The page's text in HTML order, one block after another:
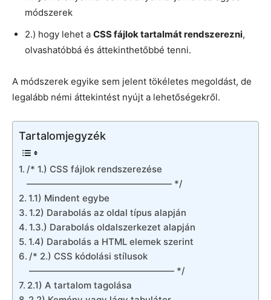
módszerek
2.) hogy lehet a CSS fájlok tartalmát rendszerezni,
olvashatóbbá és áttekinthetőbbé tenni.
A módszerek egyike sem jelent tökéletes megoldást, de
legalább némi áttekintést nyújt a lehetőségekről.
Tartalomjegyzék
/* 1.) CSS fájlok rendszerezése
———————————————— */
1.1) Mindent egybe
1.2) Darabolás az oldal típus alapján
1.3.) Darabolás oldalszerkezet alapján
1.4) Darabolás a HTML elemek szerint
/* 2.) CSS kódolási stílusok
———————————————— */
2.1) A tartalom tagolása